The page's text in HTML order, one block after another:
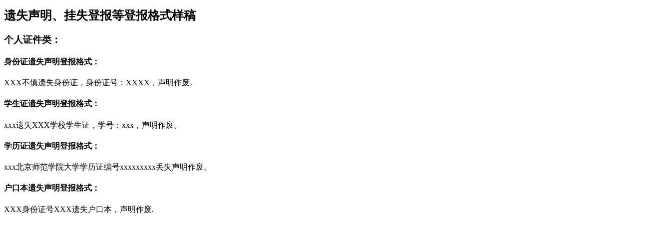
遗失声明、挂失登报等登报格式样稿
个人证件类：
身份证遗失声明登报格式：
XXX不慎遗失身份证，身份证号：XXXX，声明作废。
学生证遗失声明登报格式：
xxx遗失XXX学校学生证，学号：xxx，声明作废。
学历证遗失声明登报格式：
xxx北京师范学院大学学历证编号xxxxxxxxx丢失声明作废。
户口本遗失声明登报格式：
XXX身份证号XXX遗失户口本，声明作废.